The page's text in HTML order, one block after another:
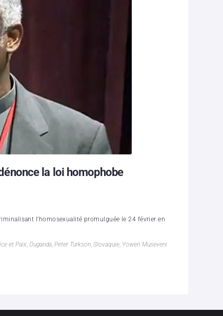
la loi homophobe
l’homosexualité promulguée le 24 février en
et Paix, Ouganda, Peter Turkson, Slovaquie, Yoweri Museveni